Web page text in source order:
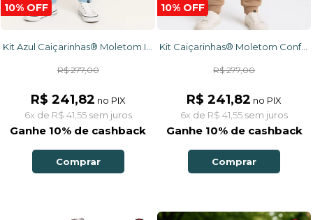
10% OFF
R$ 277,00
R$ 241,82 no PIX
6x de R$ 41,55sem juros
Ganhe 10% de cashback
Comprar
10% OFF
Kit Caiçarinhas® Moletom Confortável Infantil Blusão + Calça Cor Camelo
R$ 277,00
R$ 241,82 no PIX
6x de R$ 41,55 sem juros
Ganhe 10% de cashback
Comprar